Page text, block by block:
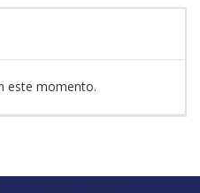
este momento.